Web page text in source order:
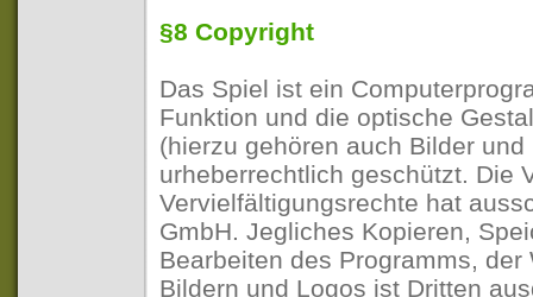
§8 Copyright
Das Spiel ist ein
Funktion und die optische
(hierzu gehören auch Bilder
urheberrechtlich geschützt. Die
Vervielfältigungsrechte hat
GmbH. Jegliches Kopieren,
Bearbeiten des Programms,
Bildern und Logos ist Dritten